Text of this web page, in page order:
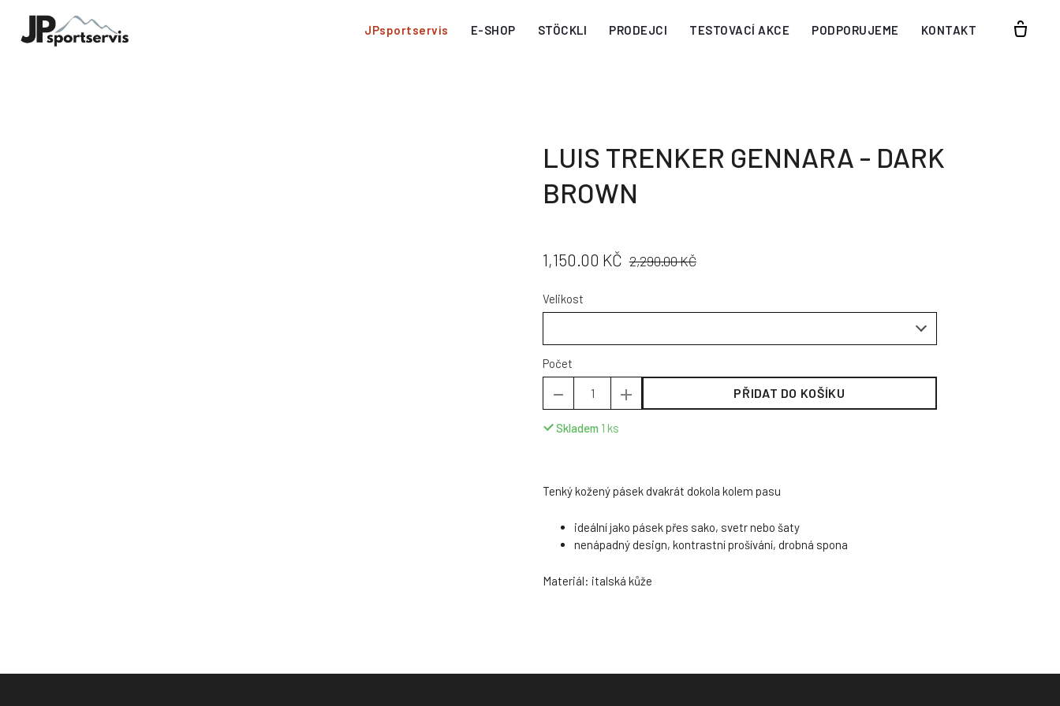
JPsportservis E-SHOP STÖCKLI PRODEJCI TESTOVACÍ AKCE PODPORUJEME KONTAKT
LUIS TRENKER GENNARA - DARK
BROWN
CENA:
1,150.00 KČ PŮVODNÍ
CENA:
2,290.00 KČ
Velikost
Počet
PŘIDAT DO KOŠÍKU
Skladem 1 ks
Tenký kožený pásek dvakrát dokola kolem pasu
ideální jako pásek přes sako, svetr nebo šaty
nenápadný design, kontrastní prošívání, drobná spona
Materiál: italská kůže